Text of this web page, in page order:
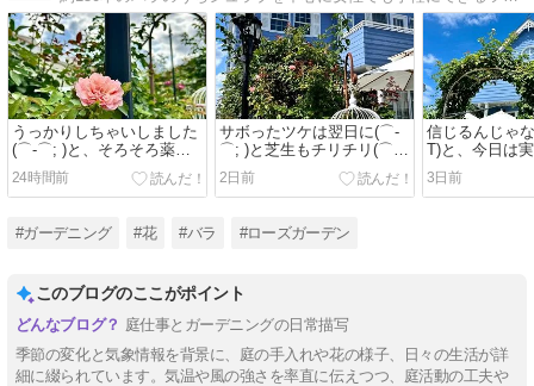
うっかりしちゃいしました
(⌒-⌒; )と、そろそろ薬剤
散布しなきゃ(^_^;)
24時間前
サボったツケは翌日に(⌒-
⌒; )と芝生もチリチリ(⌒-
⌒; )
2日前
信じるんじゃ
T)と、今日は
3日前
#ガーデニング #花 #バラ #ローズガーデン
このブログのここがポイント
庭仕事とガーデニングの日常描写
季節の変化と気象情報を背景に、庭の手入れや花の様子、日々の生活が詳
細に綴られています。気温や風の強さを率直に伝えつつ、庭活動の工夫や